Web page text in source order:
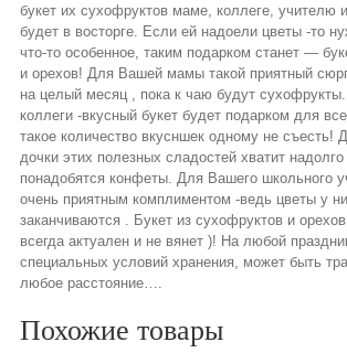
букет их сухофруктов маме, коллеге, учителю
будет в восторге. Если ей надоели цветы -то
что-то особенное, таким подарком станет —
и орехов! Для Вашей мамы такой приятный
на целый месяц , пока к чаю будут
коллеги -вкусный букет будет подарком для
такое количество вкусншек одному не съесть!
дочки этих полезных сладостей хватит
понадобятся конфеты. Для Вашего школьного
очень приятным комплиментом -ведь цветы у
заканчиваются . Букет из сухофруктов и
всегда актуален и не вянет )! На любой
специальных условий хранения, может быть
любое расстояние….
Похожие товары